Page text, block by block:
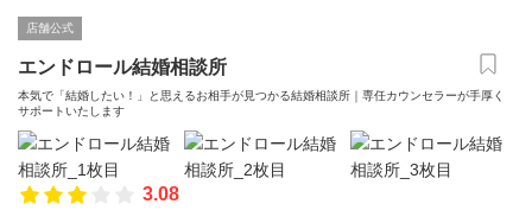
店舗公式
エンドロール結婚相談所
本気で「結婚したい！」と思えるお相手が見つかる結婚相談所｜専任カウンセラーが手厚く
サポートいたします
3.08